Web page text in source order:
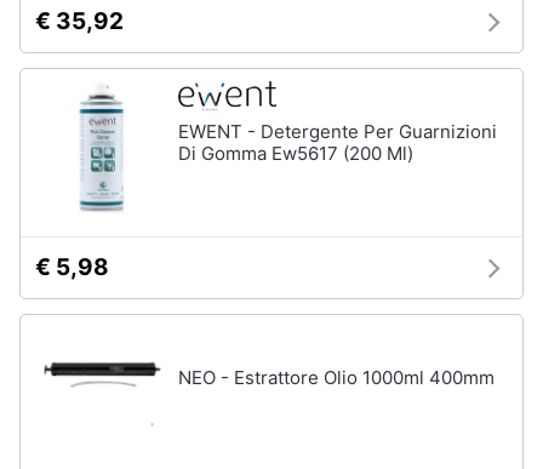
Libri,
Festività
ricorrenze
Promozioni
Servizi
€ 35,92
EWENT - Detergente Per Guarnizioni
Di Gomma Ew5617 (200 Ml)
€ 5,98
NEO - Estrattore Olio 1000ml 400mm